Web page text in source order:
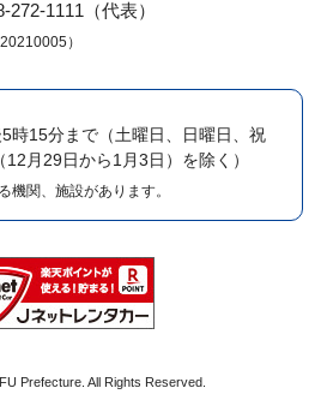
1111（代表）
）
時15分まで （土曜日、日曜日、祝
月29日から1月3日）を除く）
関、施設があります。
Prefecture. All Rights Reserved.